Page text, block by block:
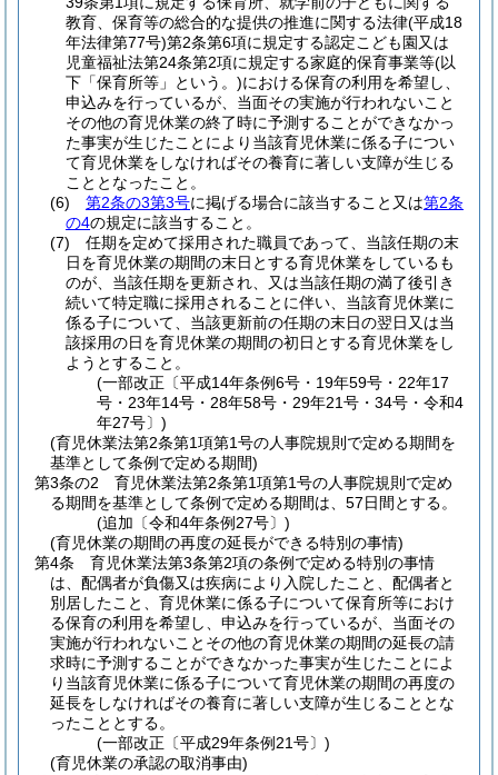
教育、保育等の総合的な提供の推進に関する法律(平成18
年法律第77号)第2条第6項に規定する認定こども園又は
児童福祉法第24条第2項に規定する家庭的保育事業等(以
下「保育所等」という。)における保育の利用を希望し、
申込みを行っているが、当面その実施が行われないこと
その他の育児休業の終了時に予測することができなかっ
た事実が生じたことにより当該育児休業に係る子につい
て育児休業をしなければその養育に著しい支障が生じる
こととなったこと。
(6)
第2条の3第3号に掲げる場合に該当すること又は第2条
の4の規定に該当すること。
(7)
任期を定めて採用された職員であって、当該任期の末
日を育児休業の期間の末日とする育児休業をしているも
のが、当該任期を更新され、又は当該任期の満了後引き
続いて特定職に採用されることに伴い、当該育児休業に
係る子について、当該更新前の任期の末日の翌日又は当
該採用の日を育児休業の期間の初日とする育児休業をし
ようとすること。
(一部改正〔平成14年条例6号・19年59号・22年17
号・23年14号・28年58号・29年21号・34号・令和4
年27号〕)
(育児休業法第2条第1項第1号の人事院規則で定める期間を
基準として条例で定める期間)
第3条の2
育児休業法第2条第1項第1号の人事院規則で定め
る期間を基準として条例で定める期間は、57日間とする。
(追加〔令和4年条例27号〕)
(育児休業の期間の再度の延長ができる特別の事情)
第4条
育児休業法第3条第2項の条例で定める特別の事情
は、配偶者が負傷又は疾病により入院したこと、配偶者と
別居したこと、育児休業に係る子について保育所等におけ
る保育の利用を希望し、申込みを行っているが、当面その
実施が行われないことその他の育児休業の期間の延長の請
求時に予測することができなかった事実が生じたことによ
り当該育児休業に係る子について育児休業の期間の再度の
延長をしなければその養育に著しい支障が生じることとな
ったこととする。
(一部改正〔平成29年条例21号〕)
(育児休業の承認の取消事由)